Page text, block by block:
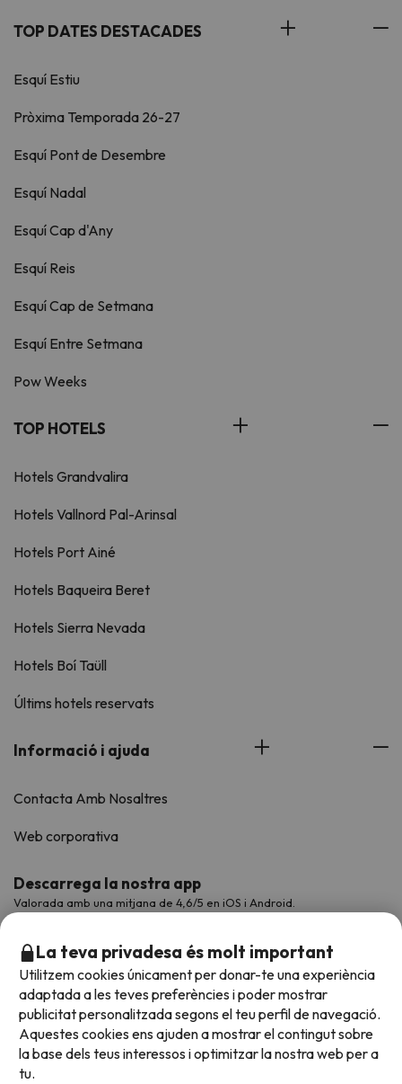
TOP DATES DESTACADES
Esquí Estiu
Pròxima Temporada 26-27
Esquí Pont de Desembre
Esquí Nadal
Esquí Cap d'Any
Esquí Reis
Esquí Cap de Setmana
Esquí Entre Setmana
Pow Weeks
TOP HOTELS
Hotels Grandvalira
Hotels Vallnord Pal-Arinsal
Hotels Port Ainé
Hotels Baqueira Beret
Hotels Sierra Nevada
Hotels Boí Taüll
Últims hotels reservats
Informació i ajuda
Contacta Amb Nosaltres
Web corporativa
Descarrega la nostra app
Valorada amb una mitjana de 4,6/5 en iOS i Android.
La teva privadesa és molt important
Utilitzem cookies únicament per donar-te una experiència
adaptada a les teves preferències i poder mostrar
publicitat personalitzada segons el teu perfil de navegació.
Aquestes cookies ens ajuden a mostrar el contingut sobre
la base dels teus interessos i optimitzar la nostra web per a
tu.